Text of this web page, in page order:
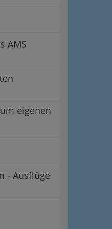
AMS
eigenen
- Ausflüge